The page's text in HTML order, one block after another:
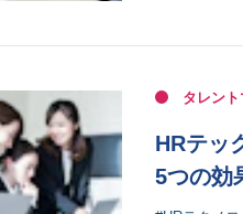
タレン
HRテッ
5つの効